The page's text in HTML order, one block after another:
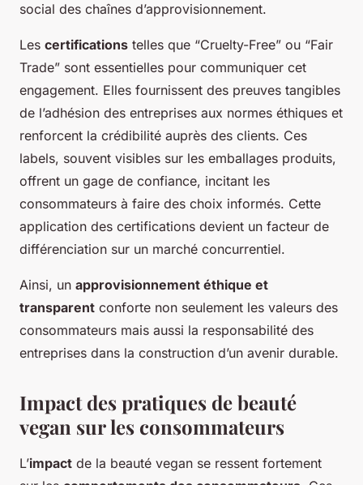
social des chaînes d’approvisionnement.
Les certifications telles que “Cruelty-Free” ou “Fair
Trade” sont essentielles pour communiquer cet
engagement. Elles fournissent des preuves tangibles
de l’adhésion des entreprises aux normes éthiques et
renforcent la crédibilité auprès des clients. Ces
labels, souvent visibles sur les emballages produits,
offrent un gage de confiance, incitant les
consommateurs à faire des choix informés. Cette
application des certifications devient un facteur de
différenciation sur un marché concurrentiel.
Ainsi, un approvisionnement éthique et
transparent conforte non seulement les valeurs des
consommateurs mais aussi la responsabilité des
entreprises dans la construction d’un avenir durable.
Impact des pratiques de beauté
vegan sur les consommateurs
L’impact de la beauté vegan se ressent fortement